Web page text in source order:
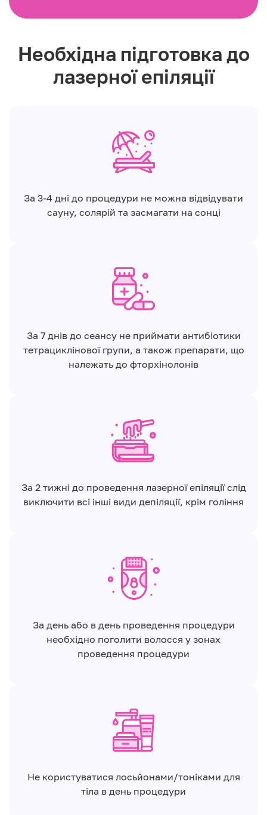
Необхідна підготовка до
лазерної епіляції
За 3-4 дні до процедури не можна відвідувати
сауну, солярій та засмагати на сонці
За 7 днів до сеансу не приймати антибіотики
тетрациклінової групи, а також препарати, що
належать до фторхінолонів
За 2 тижні до проведення лазерної епіляції слід
виключити всі інші види депіляції, крім гоління
За день або в день проведення процедури
необхідно поголити волосся у зонах
проведення процедури
Не користуватися лосьйонами/тоніками для
тіла в день процедури